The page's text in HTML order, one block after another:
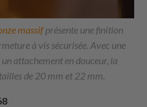
massifprésente une finition
à vis sécurisée. Avec une
attachement en douceur, la
de 20 mm et 22 mm.